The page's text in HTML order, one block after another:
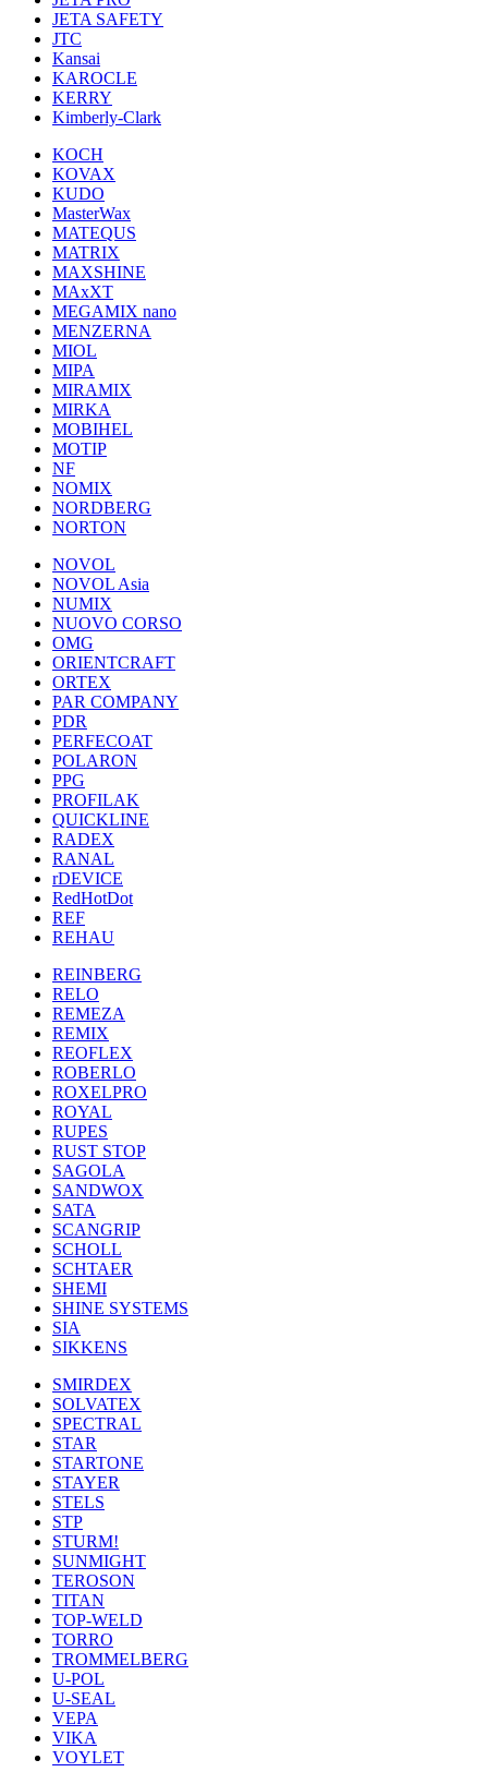
JETA SAFETY
JTC
Kansai
KAROCLE
KERRY
Kimberly-Clark
KOCH
KOVAX
KUDO
MasterWax
MATEQUS
MATRIX
MAXSHINE
MAxXT
MEGAMIX nano
MENZERNA
MIOL
MIPA
MIRAMIX
MIRKA
MOBIHEL
MOTIP
NF
NOMIX
NORDBERG
NORTON
NOVOL
NOVOL Asia
NUMIX
NUOVO CORSO
OMG
ORIENTCRAFT
ORTEX
PAR COMPANY
PDR
PERFECOAT
POLARON
PPG
PROFILAK
QUICKLINE
RADEX
RANAL
rDEVICE
RedHotDot
REF
REHAU
REINBERG
RELO
REMEZA
REMIX
REOFLEX
ROBERLO
ROXELPRO
ROYAL
RUPES
RUST STOP
SAGOLA
SANDWOX
SATA
SCANGRIP
SCHOLL
SCHTAER
SHEMI
SHINE SYSTEMS
SIA
SIKKENS
SMIRDEX
SOLVATEX
SPECTRAL
STAR
STARTONE
STAYER
STELS
STP
STURM!
SUNMIGHT
TEROSON
TITAN
TOP-WELD
TORRO
TROMMELBERG
U-POL
U-SEAL
VEPA
VIKA
VOYLET